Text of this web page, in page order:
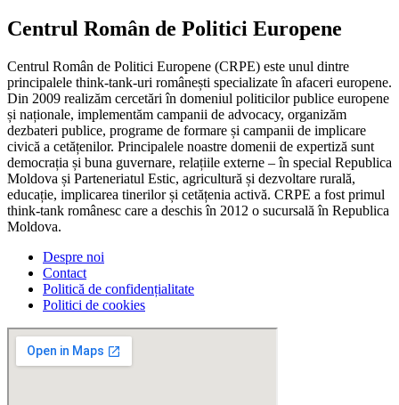
Centrul Român de Politici Europene
Centrul Român de Politici Europene (CRPE) este unul dintre
principalele think-tank-uri românești specializate în afaceri europene.
Din 2009 realizăm cercetări în domeniul politicilor publice europene
și naționale, implementăm campanii de advocacy, organizăm
dezbateri publice, programe de formare și campanii de implicare
civică a cetățenilor. Principalele noastre domenii de expertiză sunt
democrația și buna guvernare, relațiile externe – în special Republica
Moldova și Parteneriatul Estic, agricultură și dezvoltare rurală,
educație, implicarea tinerilor și cetățenia activă. CRPE a fost primul
think-tank românesc care a deschis în 2012 o sucursală în Republica
Moldova.
Despre noi
Contact
Politică de confidențialitate
Politici de cookies